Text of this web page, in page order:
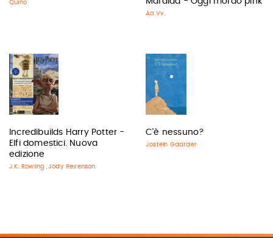
Quino
Aa.Vv.
Incredibuilds Harry Potter -
Elfi domestici. Nuova
edizione
J.K. Rowling ,Jody Revenson
C'è nessuno?
Jostein Gaarder